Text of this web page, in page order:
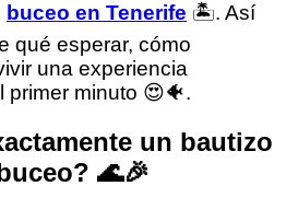
buceo en Tenerife 🏝️. Así
qué esperar, cómo
una experiencia
primer minuto 😍🐠.
un bautizo
🌊🎉